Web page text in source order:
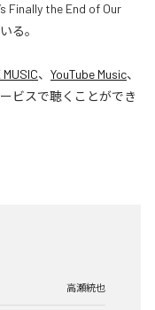
Finally the End of Our
る。
MUSIC、 YouTube Music、
ビスで聴くことができ
高瀬統也